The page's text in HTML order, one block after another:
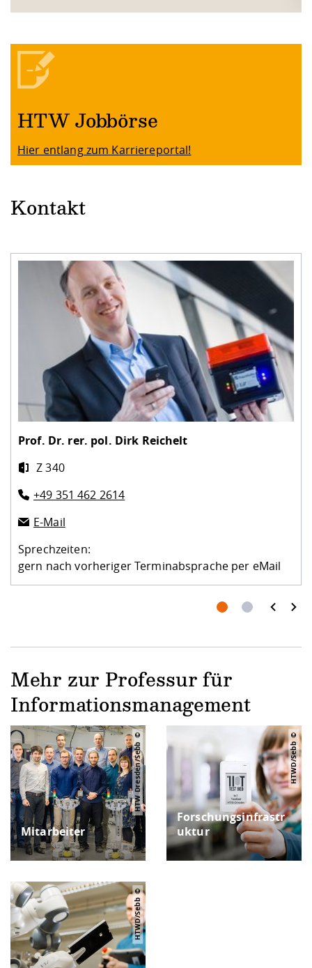
HTW Jobbörse
Hier entlang zum Karriereportal!
Kontakt
Prof. Dr. rer. pol. Dirk Reichelt
Z 340
+49 351 462 2614
E-Mail
Sprechzeiten:
gern nach vorheriger Terminabsprache per eMail
prev next
Mehr zur Professur für
Informationsmanagement
Mitarbeiter
HTW Dresden/Sebb
Forschungsinfrastr
uktur
HTWD/Sebb
HTWD/Sebb